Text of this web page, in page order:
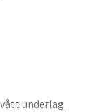
underlag.